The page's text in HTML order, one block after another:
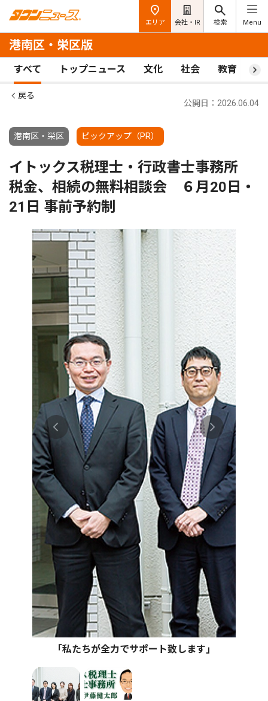
エリア 会社・IR 検索 Menu
港南区・栄区版
すべて トップニュース 文化 社会 教育 ス
戻る
港南区・栄区 ピックアップ（PR）
公開日：2026.06.04
イトックス税理士・行政書士事務所
税金、相続の無料相談会 ６月20日・
21日 事前予約制
｢私たちが全力でサポート致します｣